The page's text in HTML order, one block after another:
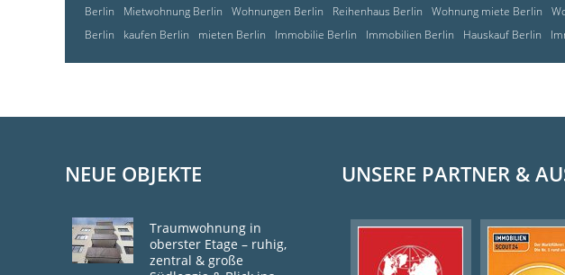
Berlin
Mietwohnung Berlin Wohnungen Berlin Reihenhaus Berlin Wohnung miete Berlin
Berlin
kaufen Berlin mieten Berlin Immobilie Berlin Immobilien Berlin Hauskauf Berlin
NEUE OBJEKTE
Traumwohnung in
oberster Etage – ruhig,
zentral & große
UNSERE PARTNER &